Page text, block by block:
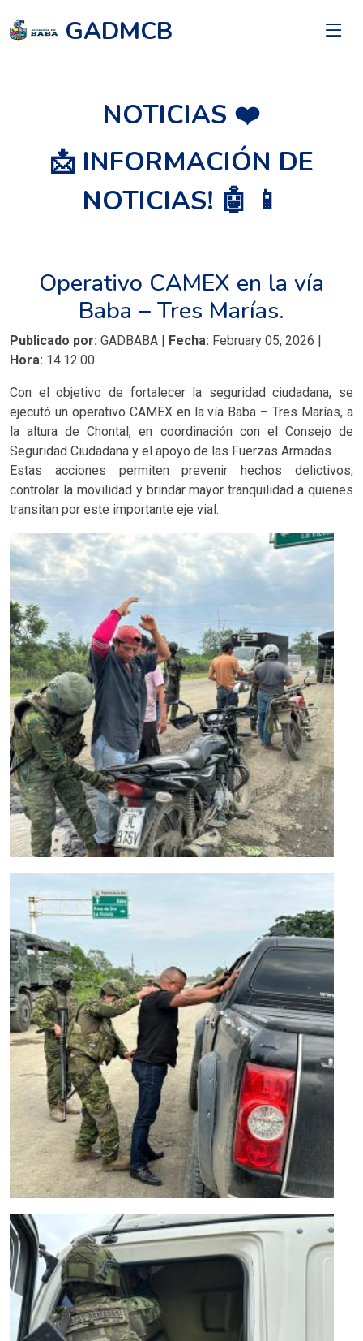
GADMCB
NOTICIAS ❤️
📩 INFORMACIÓN DE
NOTICIAS! 🤖 📱
Operativo CAMEX en la vía
Baba – Tres Marías.
Publicado por: GADBABA | Fecha: February 05, 2026 |
Hora: 14:12:00
Con el objetivo de fortalecer la seguridad ciudadana, se
ejecutó un operativo CAMEX en la vía Baba – Tres Marías, a
la altura de Chontal, en coordinación con el Consejo de
Seguridad Ciudadana y el apoyo de las Fuerzas Armadas.
Estas acciones permiten prevenir hechos delictivos,
controlar la movilidad y brindar mayor tranquilidad a quienes
transitan por este importante eje vial.